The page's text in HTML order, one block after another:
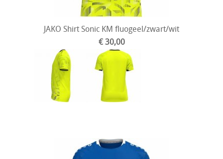
JAKO Shirt Sonic KM fluogeel/zwart/wit
€ 30,00